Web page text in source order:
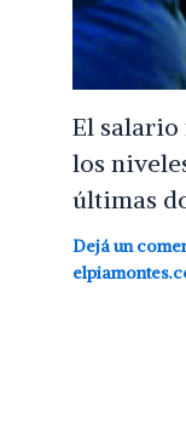
El salario
los
últimas
Dejá un